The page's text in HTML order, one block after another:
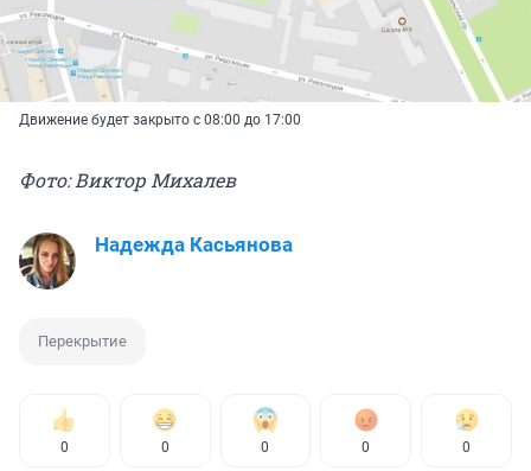
Движение будет закрыто с 08:00 до 17:00
Фото: Виктор Михалев
Надежда Касьянова
Перекрытие
0 0 0 0 0